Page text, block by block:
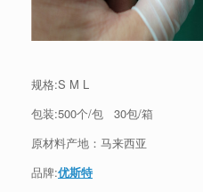
规格:S M L
包装:500个/包 30包/箱
原材料产地：马来西亚
品牌:优斯特